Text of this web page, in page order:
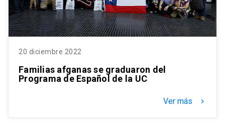
20 diciembre 2022
Familias afganas se graduaron del
Programa de Español de la UC
Ver más keyboard_arrow_right